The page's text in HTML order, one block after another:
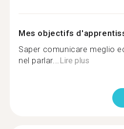
Mes objectifs
Saper comunicare meglio
nel parlar...Lire plus